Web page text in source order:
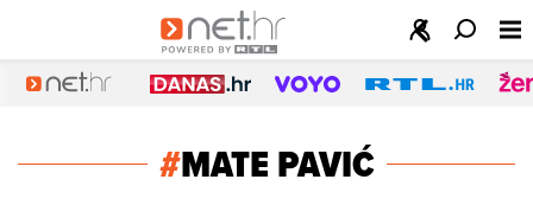
#MATE PAVIĆ